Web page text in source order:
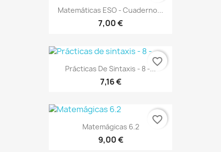
Matemáticas ESO - Cuaderno...
7,00 €
Prácticas De Sintaxis - 8 -...
7,16 €
favorite_border
Matemágicas 6.2
9,00 €
favorite_border